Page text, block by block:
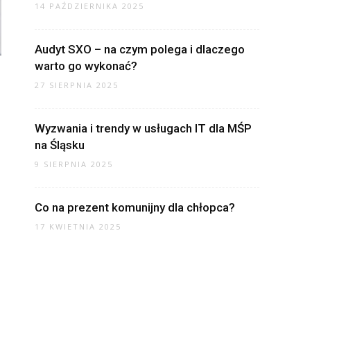
14 PAŹDZIERNIKA 2025
Audyt SXO – na czym polega i dlaczego
warto go wykonać?
27 SIERPNIA 2025
Wyzwania i trendy w usługach IT dla MŚP
na Śląsku
9 SIERPNIA 2025
Co na prezent komunijny dla chłopca?
17 KWIETNIA 2025